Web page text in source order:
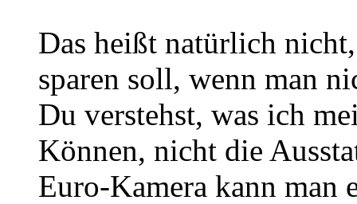
Das heißt natürlich
sparen soll, wenn man
Du verstehst, was ich
Können, nicht die
Euro-Kamera kann man